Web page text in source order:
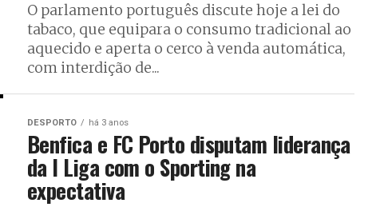
O parlamento português discute hoje a lei do
tabaco, que equipara o consumo tradicional ao
aquecido e aperta o cerco à venda automática,
com interdição de...
DESPORTO há 3 anos
Benfica e FC Porto disputam liderança
da I Liga com o Sporting na
expectativa